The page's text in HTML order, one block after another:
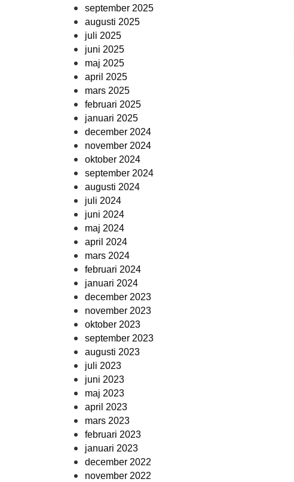
september 2025
augusti 2025
juli 2025
juni 2025
maj 2025
april 2025
mars 2025
februari 2025
januari 2025
december 2024
november 2024
oktober 2024
september 2024
augusti 2024
juli 2024
juni 2024
maj 2024
april 2024
mars 2024
februari 2024
januari 2024
december 2023
november 2023
oktober 2023
september 2023
augusti 2023
juli 2023
juni 2023
maj 2023
april 2023
mars 2023
februari 2023
januari 2023
december 2022
november 2022